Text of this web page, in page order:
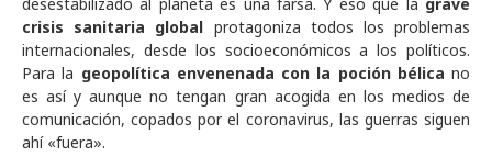
crisis sanitaria global protagoniza todos los problemas
internacionales, desde los socioeconómicos a los políticos.
Para la geopolítica envenenada con la poción bélica no
es así y aunque no tengan gran acogida en los medios de
comunicación, copados por el coronavirus, las guerras siguen
ahí «fuera».